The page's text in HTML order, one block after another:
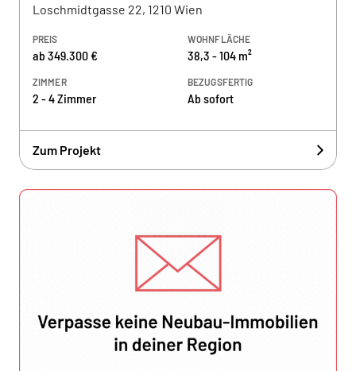
Loschmidtgasse 22, 1210 Wien
PREIS
ab 349.300 €
WOHNFLÄCHE
38,3 - 104 m²
ZIMMER
2 - 4 Zimmer
BEZUGSFERTIG
Ab sofort
Zum Projekt